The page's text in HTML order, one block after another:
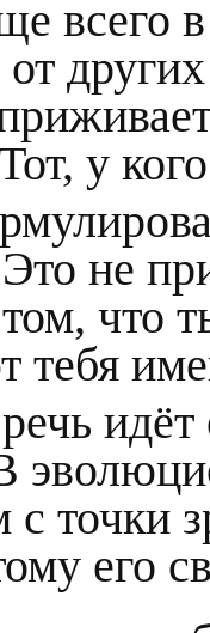
всего
у
не
что
тебя
с точки
его